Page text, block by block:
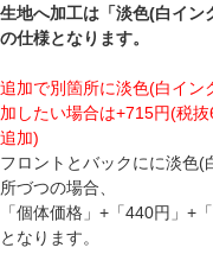
生地へ加工は「淡色(白イン
の仕様となります。
追加で別箇所に淡色(白イン
加したい場合は+715円(税
追加)
フロントとバックにに淡色(
所づつの場合、
「個体価格」+「440円」+「
となります。